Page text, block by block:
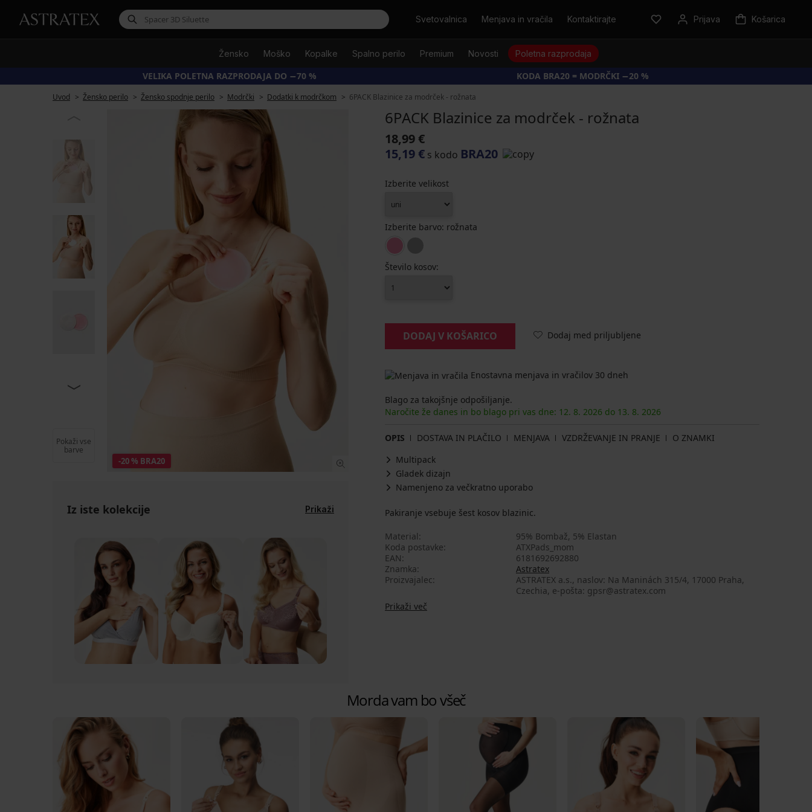
Svetovalnica Menjava in vračila Kontaktirajte Prijava Košarica
Žensko Moško Kopalke Spalno perilo Premium Novosti Poletna razprodaja
VELIKA POLETNA RAZPRODAJA DO −70 % KODA BRA20 = MODRČKI −20 %
Uvod Žensko perilo Žensko spodnje perilo Modrčki Dodatki k modrčkom 6PACK Blazinice za modrček - rožnata
Pokaži vse
barve
-20 % BRA20
Iz iste kolekcije Prikaži
6PACK Blazinice za modrček - rožnata
18,99 €
15,19 € s kodo BRA20
Izberite velikost
Izberite barvo: rožnata
Število kosov:
DODAJ V KOŠARICO Dodaj med priljubljene
Enostavna menjava in vračilov 30 dneh
Blago za takojšnje odpošiljanje.
Naročite že danes in bo blago pri vas dne: 12. 8. 2026 do 13. 8. 2026
OPIS DOSTAVA IN PLAČILO MENJAVA VZDRŽEVANJE IN PRANJE
O ZNAMKI
Multipack
Gladek dizajn
Namenjeno za večkratno uporabo
Pakiranje vsebuje šest kosov blazinic.
Material
95% Bombaž, 5% Elastan
Koda postavke
ATXPads_mom
EAN
6181692692880
Znamka
Astratex
Proizvajalec
ASTRATEX a.s., naslov: Na Maninách 315/4, 17000 Praha,
Czechia, e-pošta: gpsr@astratex.com
Prikaži več
Morda vam bo všeč